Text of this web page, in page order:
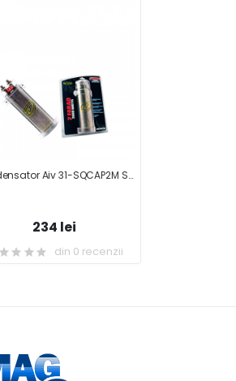
Condensator Aiv 31-SQCAP2M Soundquest 2F
234 lei
din 0 recenzii